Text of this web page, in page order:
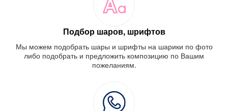
Подбор шаров, шрифтов
Мы можем подобрать шары и шрифты на шарики по фото
либо подобрать и предложить композицию по Вашим
пожеланиям.